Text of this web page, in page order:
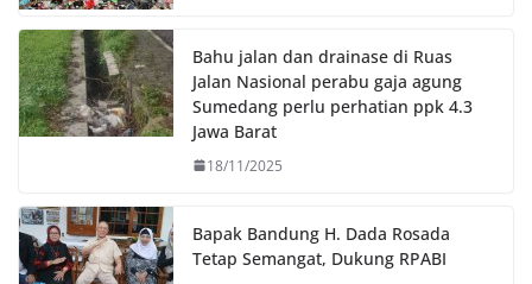
Bahu jalan dan drainase di Ruas
Jalan Nasional perabu gaja agung
Sumedang perlu perhatian ppk 4.3
Jawa Barat
18/11/2025
Bapak Bandung H. Dada Rosada
Tetap Semangat, Dukung RPABI